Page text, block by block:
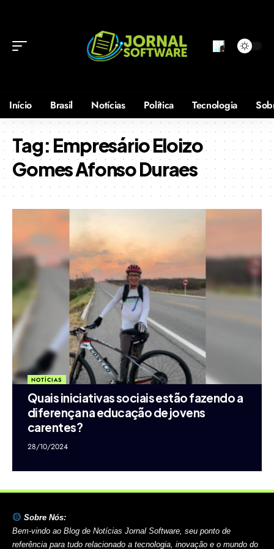
Início Brasil Notícias Política Tecnologia
Tag:Empresário Eloizo
Gomes Afonso Duraes
NOTÍCIAS
Quais iniciativas sociais estão fazendo a
diferença na educação de jovens
carentes?
28/10/2024
Sobre Nós:
Bem-vindo ao Blog de Notícias Jornal Software, seu ponto de
referência para tudo relacionado a tecnologia, inovação e o mundo do